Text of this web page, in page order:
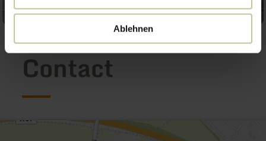
Ablehnen
Contact